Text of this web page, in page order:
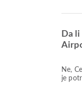
Da
Ne, Cebu Pacific ne uključuje besplatan prtljag za Domaći & Međunarodno letove od Међународни аеродром Сингапур Чанги do Mactan Cebu International Airport. Prtljag
je